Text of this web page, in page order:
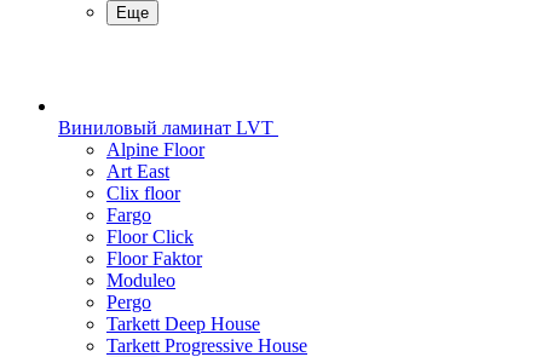
Еще
Виниловый ламинат LVT
Alpine Floor
Art East
Clix floor
Fargo
Floor Click
Floor Faktor
Moduleo
Pergo
Tarkett Deep House
Tarkett Progressive House